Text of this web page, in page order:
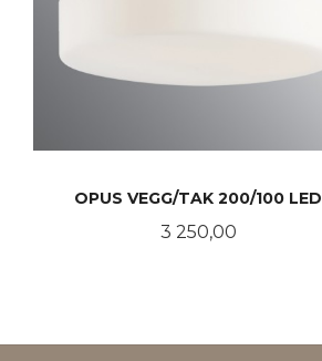
OPUS VEGG/TAK 200/100 LED
Pris
3 250,00